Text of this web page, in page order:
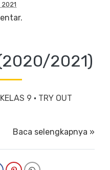
2021)
KELAS 9 · TRY OUT
Baca selengkapnya »